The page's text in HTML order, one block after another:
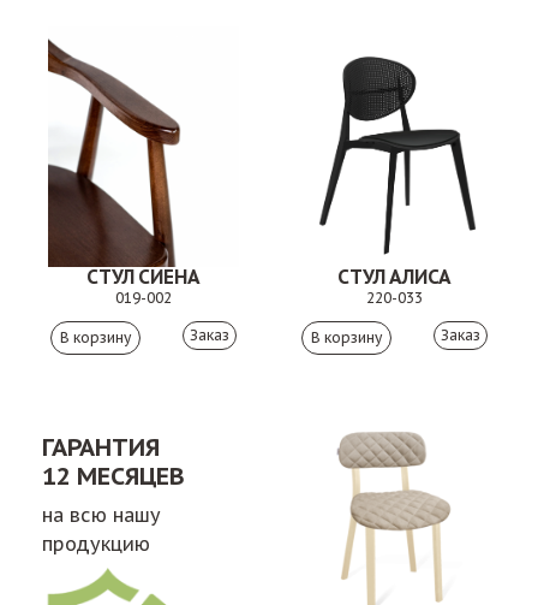
СТУЛ СИЕНА
019-002
Заказ
СТУЛ АЛИСА
220-033
Заказ
ГАРАНТИЯ
12 МЕСЯЦЕВ
на всю нашу
продукцию